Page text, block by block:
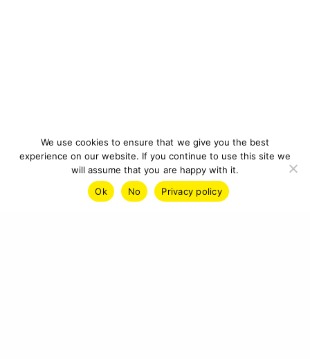
We use cookies to ensure that we give you the best
experience on our website. If you continue to use this site we
will assume that you are happy with it.
Ok
No Privacy policy